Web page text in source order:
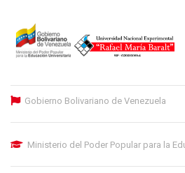
Gobierno Bolivariano de Venezuela
Ministerio del Poder Popular para la